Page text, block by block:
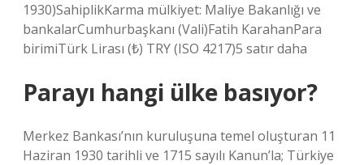
1930)SahiplikKarma mülkiyet: Maliye Bakanlığı ve
bankalarCumhurbaşkanı (Vali)Fatih KarahanPara
birimiTürk Lirası (₺) TRY (ISO 4217)5 satır daha
Parayı hangi ülke basıyor?
Merkez Bankası’nın kuruluşuna temel oluşturan 11
Haziran 1930 tarihli ve 1715 sayılı Kanun’la; Türkiye